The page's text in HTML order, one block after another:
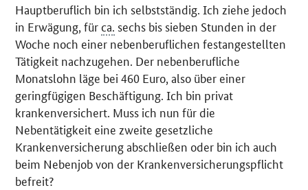
Hauptberuflich bin ich selbstständig. Ich ziehe jedoch
in Erwägung, fürca. sechs bis sieben Stunden in der
Woche noch einer nebenberuflichen festangestellten
Tätigkeit nachzugehen. Der nebenberufliche
Monatslohn läge bei 460 Euro, also über einer
geringfügigen Beschäftigung. Ich bin privat
krankenversichert. Muss ich nun für die
Nebentätigkeit eine zweite gesetzliche
Krankenversicherung abschließen oder bin ich auch
beim Nebenjob von der Krankenversicherungspflicht
befreit?